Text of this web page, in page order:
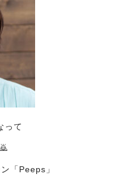
って
「Peeps」